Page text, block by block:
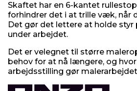
Skaftet har en 6-kantet
forhindrer det i at trille væk, når
Det gør det lettere at holde
under arbejdet.
Det er velegnet til større
behov for at nå længere, og
arbejdsstilling gør